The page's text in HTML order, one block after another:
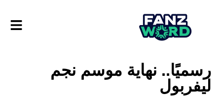
رسميًا.. نهاية موسم نجم
ليفربول